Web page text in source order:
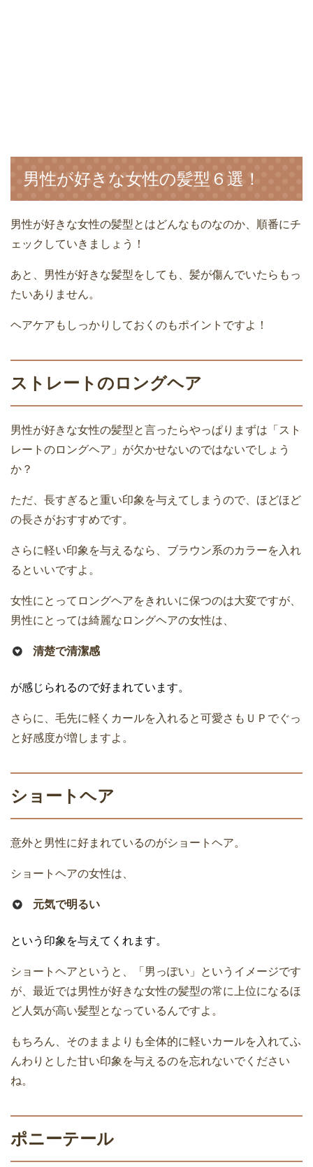
男性が好きな女性の髪型６選！
男性が好きな女性の髪型とはどんなものなのか、順番にチ
ェックしていきましょう！
あと、男性が好きな髪型をしても、髪が傷んでいたらもっ
たいありません。
ヘアケアもしっかりしておくのもポイントですよ！
ストレートのロングヘア
男性が好きな女性の髪型と言ったらやっぱりまずは「スト
レートのロングヘア」が欠かせないのではないでしょう
か？
ただ、長すぎると重い印象を与えてしまうので、ほどほど
の長さがおすすめです。
さらに軽い印象を与えるなら、ブラウン系のカラーを入れ
るといいですよ。
女性にとってロングヘアをきれいに保つのは大変ですが、
男性にとっては綺麗なロングヘアの女性は、
清楚で清潔感
が感じられるので好まれています。
さらに、毛先に軽くカールを入れると可愛さもＵＰでぐっ
と好感度が増しますよ。
ショートヘア
意外と男性に好まれているのがショートヘア。
ショートヘアの女性は、
元気で明るい
という印象を与えてくれます。
ショートヘアというと、「男っぽい」というイメージです
が、最近では男性が好きな女性の髪型の常に上位になるほ
ど人気が高い髪型となっているんですよ。
もちろん、そのままよりも全体的に軽いカールを入れてふ
んわりとした甘い印象を与えるのを忘れないでください
ね。
ポニーテール